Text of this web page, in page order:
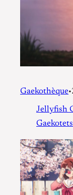
Gaekothèque•
Jellyfish